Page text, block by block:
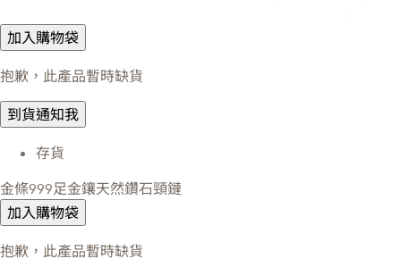
加入購物袋
抱歉，此產品暫時缺貨
到貨通知我
存貨
金條999足金鑲天然鑽石頸鏈
加入購物袋
抱歉，此產品暫時缺貨